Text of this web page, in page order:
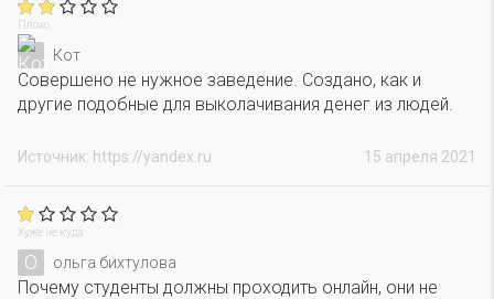
Плохо
Кот
Совершено не нужное заведение. Создано, как и
другие подобные для выколачивания денег из людей.
15 апреля 2021
Источник: https://yandex.ru
Хуже не куда
О ольга бихтулова
Почему студенты должны проходить онлайн, они не